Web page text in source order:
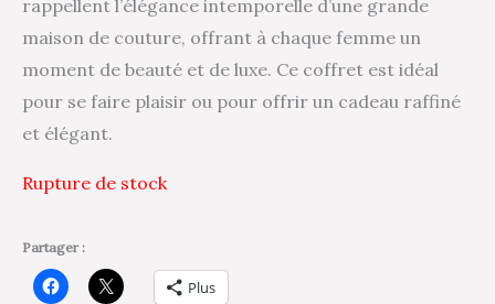
rappellent l’élégance intemporelle d’une grande
maison de couture, offrant à chaque femme un
moment de beauté et de luxe. Ce coffret est idéal
pour se faire plaisir ou pour offrir un cadeau raffiné
et élégant.
Rupture de stock
Partager :
Plus